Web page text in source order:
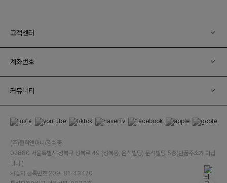
고객센터
계좌번호
커뮤니티
(주)클릭앤퍼니/김예중
02880 서울특별시 성북구 성북로 49 (성북동, 운석빌딩) 운석빌딩 5층(반품주소가 아닙
니다.)
사업자 등록번호 209-81-43420